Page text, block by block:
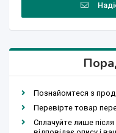
Познайомтеся з
Перевірте товар
Сплачуйте лише